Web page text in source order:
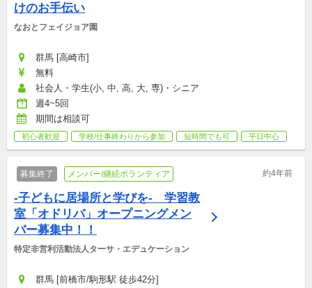
けのお手伝い
なおとフェイジョア園
群馬 [高崎市]
無料
社会人・学生(小, 中, 高, 大, 専)・シニア
週4~5回
期間は相談可
初心者歓迎 学校/仕事終わりから参加 短時間でも可 平日中心
募集終了 メンバー/継続ボランティア 約4年前
-子どもに居場所と学びを-　学習教
室「オドリバ」オープニングメン
バー募集中！！
特定非営利活動法人ターサ・エデュケーション
群馬 [前橋市/駒形駅 徒歩42分]